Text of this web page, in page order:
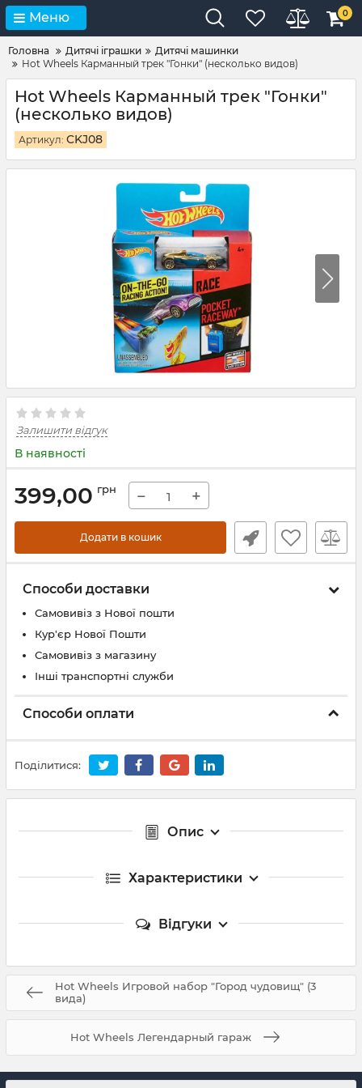
Меню 0
Головна Дитячі іграшки
Дитячі машинки
Hot Wheels Карманный трек "Гонки" (несколько видов)
Hot Wheels Карманный трек "Гонки"
(несколько видов)
Артикул: CKJ08
Залишити відгук
В наявності
399,00 грн − +
Додати в кошик
Способи доставки
Самовивіз з Нової пошти
Кур'єр Нової Пошти
Самовивіз з магазину
Інші транспортні служби
Способи оплати
Поділитися:
Опис
Характеристики
Відгуки
Hot Wheels Игровой набор "Город чудовищ" (3
вида)
Hot Wheels Легендарный гараж